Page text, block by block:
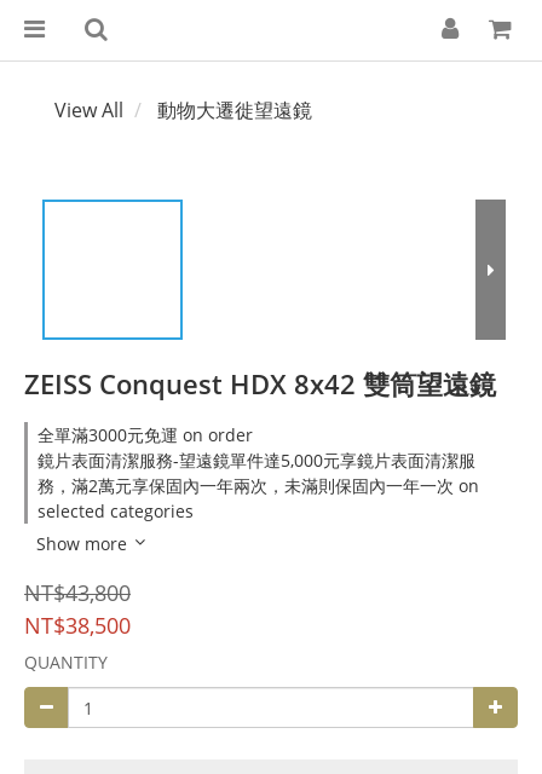
View All 動物大遷徙望遠鏡
ZEISS Conquest HDX 8x42 雙筒望遠鏡
全單滿3000元免運 on order
鏡片表面清潔服務-望遠鏡單件達5,000元享鏡片表面清潔服
務，滿2萬元享保固內一年兩次，未滿則保固內一年一次 on
selected categories
Show more
NT$43,800
NT$38,500
QUANTITY